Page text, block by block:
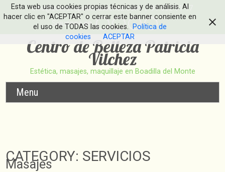
info@esteticapatriciavilchez.com| 91 633 91 17
Síguenos en
Centro de Belleza Patricia
Vilchez
Estética, masajes, maquillaje en Boadilla del Monte
Menu
CATEGORY: SERVICIOS
Masajes
Esta web usa cookies propias técnicas y de análisis. Al
hacer clic en "ACEPTAR" o cerrar este banner consiente en
el uso de TODAS las cookies.
Política de
cookies
ACEPTAR